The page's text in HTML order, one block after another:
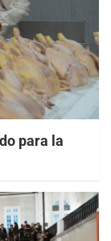
para la